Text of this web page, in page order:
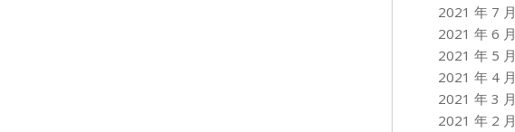
2021 年 7 月
2021 年 6 月
2021 年 5 月
2021 年 4 月
2021 年 3 月
2021 年 2 月